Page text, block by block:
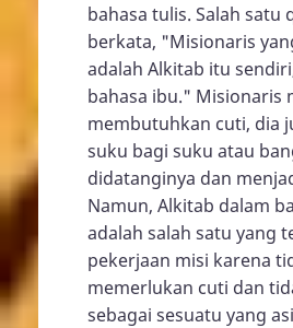
bahasa tulis. Salah satu
berkata, "Misionaris
adalah Alkitab itu
bahasa ibu." Misionaris
membutuhkan cuti, dia
suku bagi suku atau
didatanginya dan
Namun, Alkitab dalam
adalah salah satu yang
pekerjaan misi karena
memerlukan cuti dan
sebagai sesuatu yang